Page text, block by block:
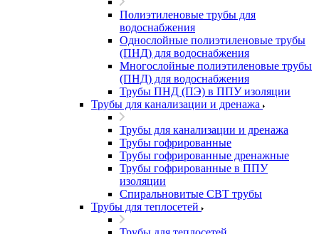
Полиэтиленовые трубы для
водоснабжения
Однослойные полиэтиленовые трубы
(ПНД) для водоснабжения
Многослойные полиэтиленовые трубы
(ПНД) для водоснабжения
Трубы ПНД (ПЭ) в ППУ изоляции
Трубы для канализации и дренажа
Трубы для канализации и дренажа
Трубы гофрированные
Трубы гофрированные дренажные
Трубы гофрированные в ППУ
изоляции
Спиральновитые СВТ трубы
Трубы для теплосетей